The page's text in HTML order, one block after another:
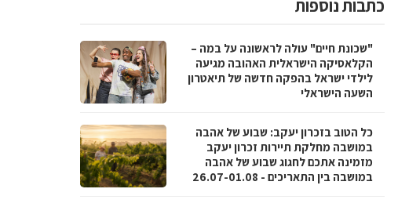
כתבות נוספות
"שכונת חיים" עולה לראשונה על במה –
הקלאסיקה הישראלית האהובה מגיעה
לילדי ישראל בהפקה חדשה של תיאטרון
השעה הישראלי
כל הטוב בזכרון יעקב: שבוע של אהבה
במושבה מחלקת תיירות זכרון יעקב
מזמינה אתכם לחגוג שבוע של אהבה
במושבה בין התאריכים - 26.07-01.08